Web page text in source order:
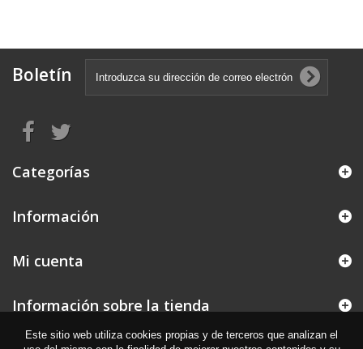
Este sitio web utiliza cookies propias y de terceros que analizan el
Boletín
Categorías
Información
Mi cuenta
Información sobre la tienda